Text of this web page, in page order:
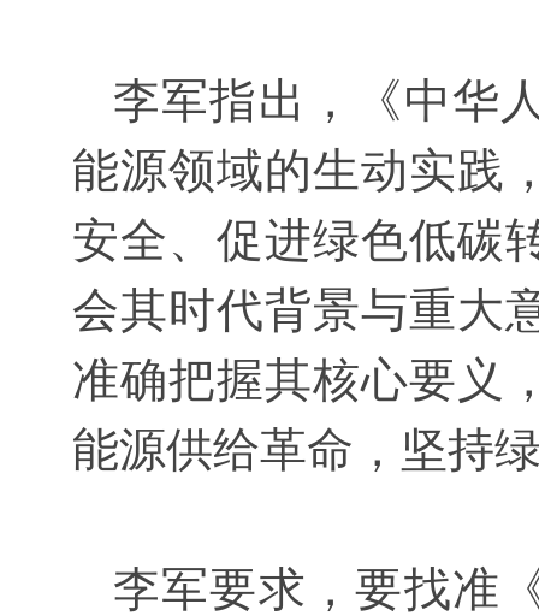
李军指出，《中华
能源领域的生动实践
安全、促进绿色低碳
会其时代背景与重大
准确把握其核心要义
能源供给革命，坚持
李军要求，要找准